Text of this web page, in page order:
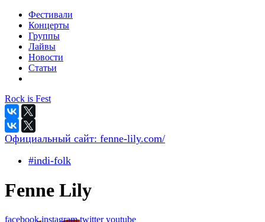
Фестивали
Концерты
Группы
Лайвы
Новости
Статьи
Rock is Fest
Официальный сайт: fenne-lily.com/
#indi-folk
Fenne Lily
facebookinstagramtwitteryoutube